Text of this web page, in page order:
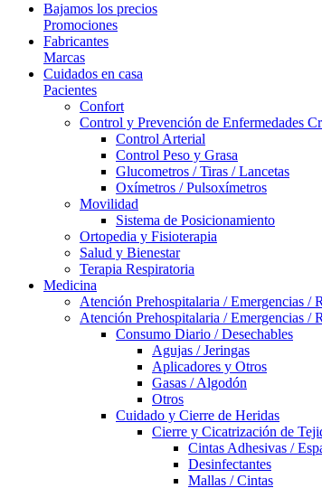
Bajamos los precios
Promociones
Fabricantes
Marcas
Cuidados en casa
Pacientes
Confort
Control y Prevención de Enfermedades
Control Arterial
Control Peso y Grasa
Glucometros / Tiras / Lancetas
Oxímetros / Pulsoxímetros
Movilidad
Sistema de Posicionamiento
Ortopedia y Fisioterapia
Salud y Bienestar
Terapia Respiratoria
Medicina
Atención Prehospitalaria / Emergencias /
Atención Prehospitalaria / Emergencias /
Consumo Diario / Desechables
Agujas / Jeringas
Aplicadores y Otros
Gasas / Algodón
Otros
Cuidado y Cierre de Heridas
Cierre y Cicatrización de
Cintas Adhesivas /
Desinfectantes
Mallas / Cintas